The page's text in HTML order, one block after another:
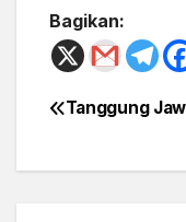
Bagikan:
Post
Tanggung